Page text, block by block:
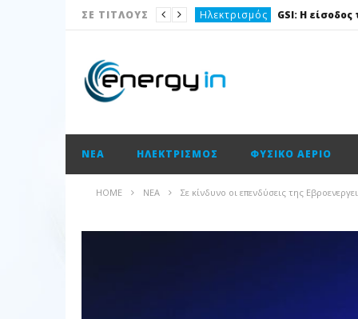
ΣΕ ΤΙΤΛΟΥΣ Ηλεκτρισμός
Νέα
Ισολογισμοί
ΝΈΑ ΗΛΕΚΤΡΙΣΜΌΣ ΦΥΣΙΚΌ ΑΈΡΙΟ
HOME ΝΈΑ Σε κίνδυνο οι επενδύσεις της